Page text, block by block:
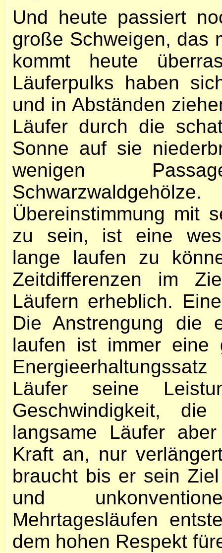
Und heute passiert
große Schweigen, das
kommt heute
Läuferpulks haben
und in Abständen
Läufer durch die
Sonne auf sie
wenigen
Übereinstimmung mit
zu sein, ist eine
lange laufen zu
Zeitdifferenzen im
Läufern erheblich.
Die Anstrengung
laufen ist immer eine
Läufer seine
Geschwindigkeit,
langsame Läufer
Kraft an, nur
braucht bis er sein
und
Mehrtagesläufen
dem hohen Respekt